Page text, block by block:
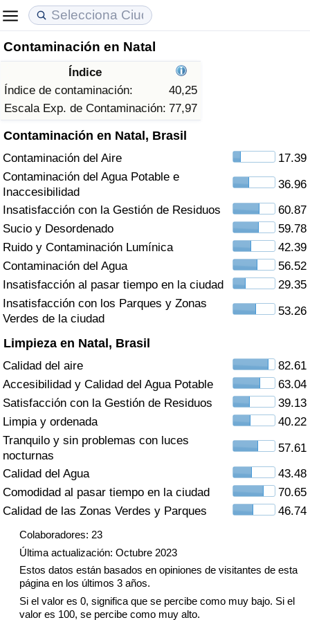
Contaminación en Natal
Índice
Índice de contaminación:
40,25
Escala Exp. de Contaminación: 77,97
Contaminación en Natal, Brasil
Contaminación del Aire
17.39
Contaminación del Agua Potable e
Inaccesibilidad
36.96
Insatisfacción con la Gestión de Residuos
60.87
Sucio y Desordenado
59.78
Ruido y Contaminación Lumínica
42.39
Contaminación del Agua
56.52
Insatisfacción al pasar tiempo en la ciudad
29.35
Insatisfacción con los Parques y Zonas
Verdes de la ciudad
53.26
Limpieza en Natal, Brasil
Calidad del aire
82.61
Accesibilidad y Calidad del Agua Potable
63.04
Satisfacción con la Gestión de Residuos
39.13
Limpia y ordenada
40.22
Tranquilo y sin problemas con luces
nocturnas
57.61
Calidad del Agua
43.48
Comodidad al pasar tiempo en la ciudad
70.65
Calidad de las Zonas Verdes y Parques
46.74
Colaboradores: 23
Última actualización: Octubre 2023
Estos datos están basados en opiniones de visitantes de esta
página en los últimos 3 años.
Si el valor es 0, significa que se percibe como muy bajo. Si el
valor es 100, se percibe como muy alto.
Coste de vida
Índice de Costo de Vida (Actual)
Índice de Costo de Vida
Índice de costo de vida por país
en aqaba
Precios de las propiedades
Índice de Precios de Inmuebles (Actual)
Índice de Precios de Inmuebles
Índice de Precios de Inmuebles por País
Calidad de Vida
Índice de Calidad de Vida
Índice de Calidad de Vida (Actual)
Índice de calidad de vida por país
Delincuencia
Calificación del Índice de Criminalidad
(Actual)
Índice de Criminalidad
Índice de criminalidad por país
Sanidad
Índice de Sanidad (Actual)
Índice de Sanidad
Índice de Sanidad por País
Contaminación
Índice de Contaminación (Actual)
Índice de contaminación
Índice de Contaminación por País